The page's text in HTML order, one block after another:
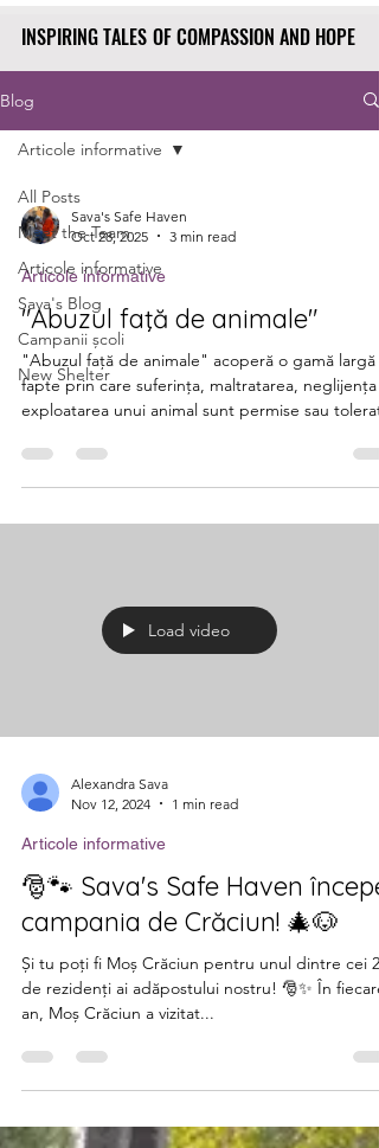
INSPIRING TALES OF COMPASSION AND HOPE
INSPIRING TALES OF COMPASSION AND HOPE
Blog
All Posts
Meet the Team
Articole informative
Sava's Blog
Campanii școli
New Shelter
Articole informative
Sava's Safe Haven
Oct 28, 2025
3 min read
Articole informative
"Abuzul faţă de animale"
"Abuzul faţă de animale" acoperă o gamă largă
fapte prin care suferinţa, maltratarea, neglijenţa
exploatarea unui animal sunt permise sau
205/2004 privind protecția animalelor: Deținătorul
de animale are obligaţia să asigure un adăpost
Load video
Alexandra Sava
Nov 12, 2024
1 min read
Articole informative
🎅🐾 Sava's Safe Haven începe
campania de Crăciun! 🎄🐶
Și tu poți fi Moș Crăciun pentru unul dintre cei
de rezidenți ai adăpostului nostru! 🎅✨ În fiecare
an, Moș Crăciun a vizitat...